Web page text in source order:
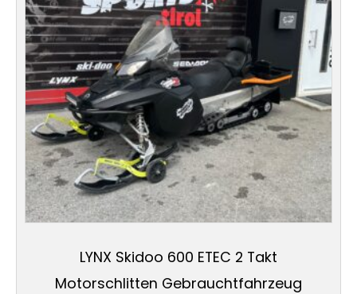
LYNX Skidoo 600 ETEC 2 Takt
Motorschlitten Gebrauchtfahrzeug